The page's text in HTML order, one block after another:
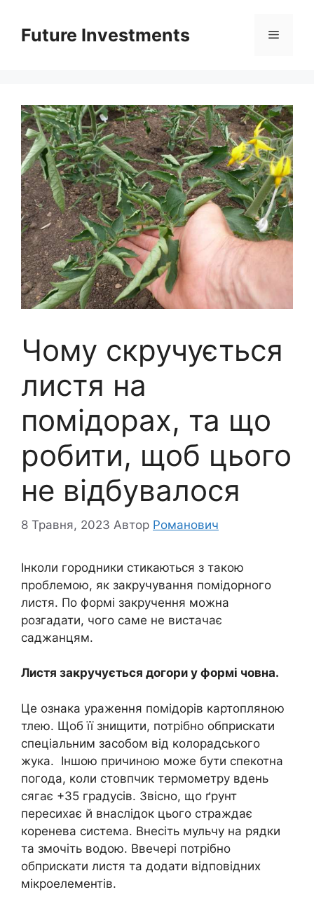
вмістуFuture Investments Меню
Чому скручується
листя на
помідорах, та що
робити, щоб цього
не відбувалося
8 Травня, 2023 Автор Романович
Інколи городники стикаються з такою
проблемою, як закручування помідорного
листя. По формі закручення можна
розгадати, чого саме не вистачає
саджанцям.
Листя закручується догори у формі човна.
Це ознака ураження помідорів картопляною
тлею. Щоб її знищити, потрібно обприскати
спеціальним засобом від колорадського
жука. Іншою причиною може бути спекотна
погода, коли стовпчик термометру вдень
сягає +35 градусів. Звісно, що ґрунт
пересихає й внаслідок цього страждає
коренева система. Внесіть мульчу на рядки
та змочіть водою. Ввечері потрібно
обприскати листя та додати відповідних
мікроелементів.